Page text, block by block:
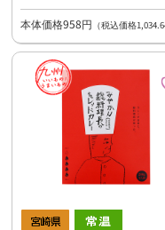
本体価格958円 （税込価格